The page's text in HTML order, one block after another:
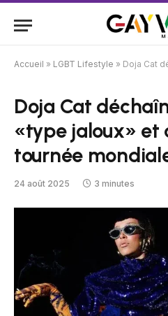
Accueil » LGBT Lifestyle » Doja Cat déchaîne la
Doja Cat
«type jaloux» et
tournée
24 août 2025 3 minutes